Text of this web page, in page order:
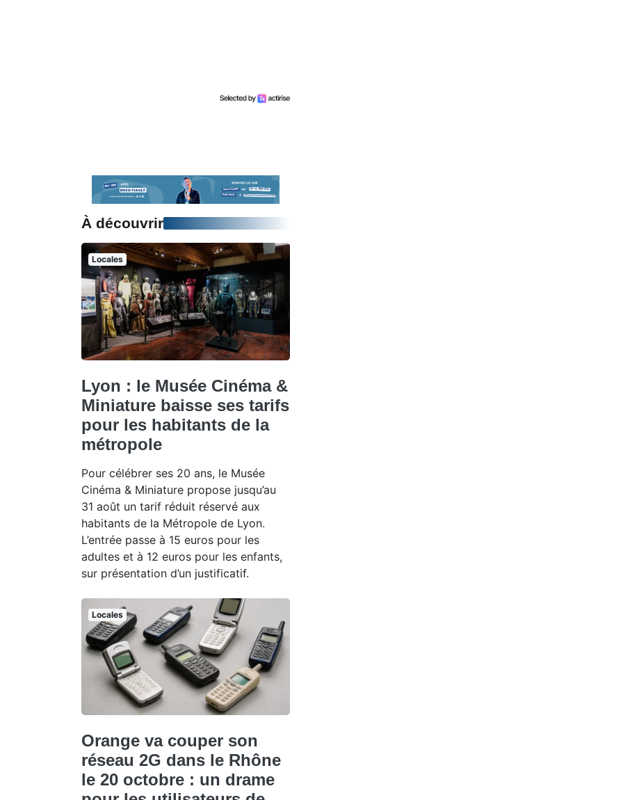
À découvrir
Locales
Lyon : le Musée Cinéma &
Miniature baisse ses tarifs
pour les habitants de la
métropole
Pour célébrer ses 20 ans, le Musée
Cinéma & Miniature propose jusqu’au
31 août un tarif réduit réservé aux
habitants de la Métropole de Lyon.
L’entrée passe à 15 euros pour les
adultes et à 12 euros pour les enfants,
sur présentation d’un justificatif.
Locales
Orange va couper son
réseau 2G dans le Rhône
le 20 octobre : un drame